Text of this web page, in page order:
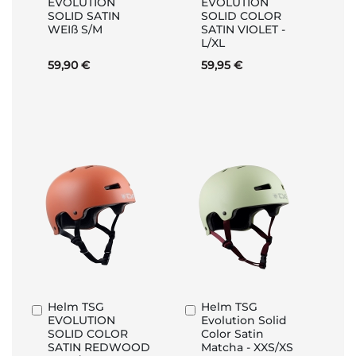
SOLID SATIN
WEIß S/M
59,90 €
den
Warenkorb
SOLID COLOR
SATIN VIOLET -
L/XL
59,95 €
den
Warenkorb
Helm TSG
EVOLUTION
SOLID COLOR
SATIN REDWOOD
In
den
Warenkorb
Helm TSG
Evolution Solid
Color Satin
Matcha - XXS/XS
In
den
Warenkorb